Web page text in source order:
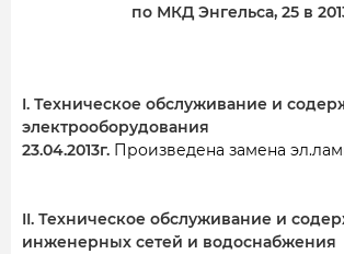
по МКД Энгельса, 25 в
I. Техническое обслуживание и
электрооборудования
23.04.2013г. Произведена замена
II. Техническое обслуживание и
инженерных сетей и водоснабжения